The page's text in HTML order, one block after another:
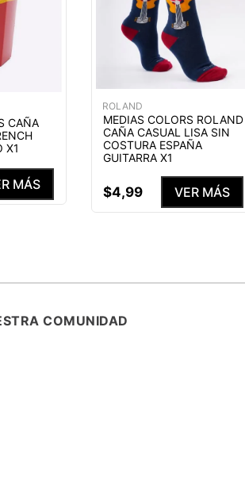
CAÑA
X1
MÁS
ROLAND
MEDIAS COLORS ROLAND
CAÑA CASUAL LISA SIN
COSTURA ESPAÑA
GUITARRA X1
$4,99 VER MÁS
COMUNIDAD